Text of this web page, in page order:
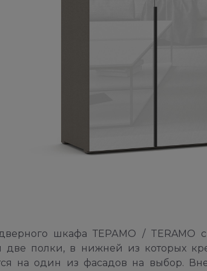
шкафа ТЕРАМО / TERAMO
две полки, в нижней из которых
на один из фасадов на выбор.